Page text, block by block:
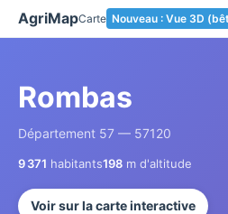
AgriMapCarte Nouveau : Vue 3D
Rombas
Département 57 — 57120
9 371 habitants198 m d'altitude
Voir sur la carte interactive